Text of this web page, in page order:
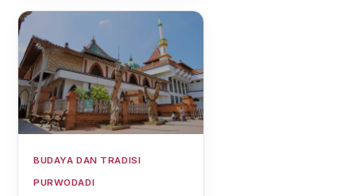
BUDAYA DAN TRADISI
PURWODADI